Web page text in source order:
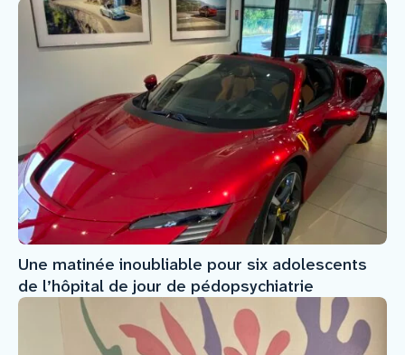
Une matinée inoubliable pour six adolescents
de l’hôpital de jour de pédopsychiatrie